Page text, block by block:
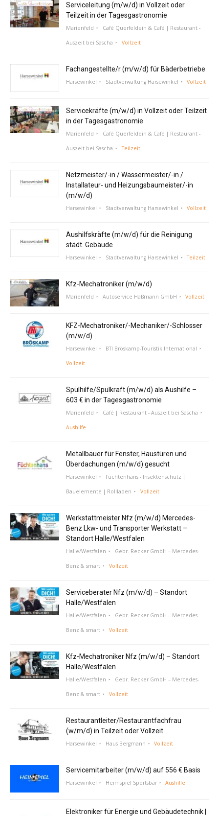
Serviceleitung (m/w/d) in Vollzeit oder
Teilzeit in der Tagesgastronomie
Marienfeld Café Querfeldein & Café | Restaurant -
Auszeit bei Sascha Vollzeit
Fachangestellte/r (m/w/d) für Bäderbetriebe
Harsewinkel Stadtverwaltung Harsewinkel Vollzeit
Servicekräfte (m/w/d) in Vollzeit oder Teilzeit
in der Tagesgastronomie
Marienfeld Café Querfeldein & Café | Restaurant -
Auszeit bei Sascha Teilzeit
Netzmeister/-in / Wassermeister/-in /
Installateur- und Heizungsbaumeister/-in
(m/w/d)
Harsewinkel Stadtverwaltung Harsewinkel Vollzeit
Aushilfskräfte (m/w/d) für die Reinigung
städt. Gebäude
Harsewinkel Stadtverwaltung Harsewinkel Teilzeit
Kfz-Mechatroniker (m/w/d)
Marienfeld Autoservice Haßmann GmbH Vollzeit
KFZ-Mechatroniker/-Mechaniker/-Schlosser
(m/w/d)
Harsewinkel BTI Bröskamp-Touristik International
Vollzeit
Spülhilfe/Spülkraft (m/w/d) als Aushilfe –
603 € in der Tagesgastronomie
Marienfeld Café | Restaurant - Auszeit bei Sascha
Aushilfe
Metallbauer für Fenster, Haustüren und
Überdachungen (m/w/d) gesucht
Harsewinkel Füchtenhans - Insektenschutz |
Bauelemente | Rollladen Vollzeit
Werkstattmeister Nfz (m/w/d) Mercedes-
Benz Lkw- und Transporter Werkstatt –
Standort Halle/Westfalen
Halle/Westfalen Gebr. Recker GmbH – Mercedes-
Benz & smart Vollzeit
Serviceberater Nfz (m/w/d) – Standort
Halle/Westfalen
Halle/Westfalen Gebr. Recker GmbH – Mercedes-
Benz & smart Vollzeit
Kfz-Mechatroniker Nfz (m/w/d) – Standort
Halle/Westfalen
Halle/Westfalen Gebr. Recker GmbH – Mercedes-
Benz & smart Vollzeit
Restaurantleiter/Restaurantfachfrau
(w/m/d) in Teilzeit oder Vollzeit
Harsewinkel Haus Bergmann Vollzeit
Servicemitarbeiter (m/w/d) auf 556 € Basis
Harsewinkel Heimspiel Sportsbar Aushilfe
Elektroniker für Energie und Gebäudetechnik |